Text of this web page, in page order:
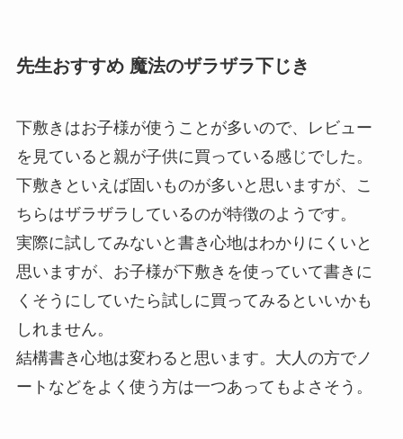
先生おすすめ 魔法のザラザラ下じき
下敷きはお子様が使うことが多いので、レビュー
を見ていると親が子供に買っている感じでした。
下敷きといえば固いものが多いと思いますが、こ
ちらはザラザラしているのが特徴のようです。
実際に試してみないと書き心地はわかりにくいと
思いますが、お子様が下敷きを使っていて書きに
くそうにしていたら試しに買ってみるといいかも
しれません。
結構書き心地は変わると思います。大人の方でノ
ートなどをよく使う方は一つあってもよさそう。